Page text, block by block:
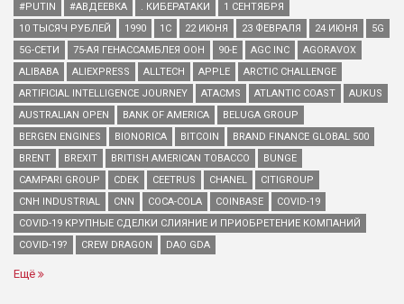
#PUTIN #АВДЕЕВКА . КИБЕРАТАКИ
1 СЕНТЯБРЯ
10 ТЫСЯЧ РУБЛЕЙ
1990 1С 22 ИЮНЯ 23 ФЕВРАЛЯ 24 ИЮНЯ
5G
5G-СЕТИ
75-АЯ ГЕНАССАМБЛЕЯ ООН 90-Е AGC INC
AGORAVOX
ALIBABA
ALIEXPRESS ALLTECH APPLE
ARCTIC CHALLENGE
ARTIFICIAL INTELLIGENCE JOURNEY
ATACMS ATLANTIC COAST
AUKUS
AUSTRALIAN OPEN
BANK OF AMERICA
BELUGA GROUP
BERGEN ENGINES
BIONORICA BITCOIN
BRAND FINANCE GLOBAL 500
BRENT
BREXIT BRITISH AMERICAN TOBACCO
BUNGE
CAMPARI GROUP
CDEK CEETRUS CHANEL
CITIGROUP
CNH INDUSTRIAL
CNN COCA-COLA COINBASE
COVID-19
COVID-19 КРУПНЫЕ СДЕЛКИ СЛИЯНИЕ И ПРИОБРЕТЕНИЕ КОМПАНИЙ
COVID-19?
CREW DRAGON DAO GDA
Ещё